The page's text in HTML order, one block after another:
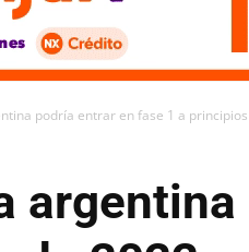
podría entrar en fase 1 a